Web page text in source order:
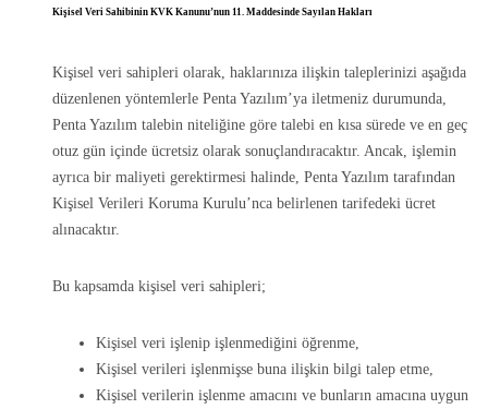
Kişisel Veri Sahibinin KVK Kanunu’nun 11. Maddesinde Sayılan Hakları
Kişisel veri sahipleri olarak, haklarınıza ilişkin taleplerinizi aşağıda
düzenlenen yöntemlerle Penta Yazılım’ya iletmeniz durumunda,
Penta Yazılım talebin niteliğine göre talebi en kısa sürede ve en geç
otuz gün içinde ücretsiz olarak sonuçlandıracaktır. Ancak, işlemin
ayrıca bir maliyeti gerektirmesi halinde, Penta Yazılım tarafından
Kişisel Verileri Koruma Kurulu’nca belirlenen tarifedeki ücret
alınacaktır.
Bu kapsamda kişisel veri sahipleri;
Kişisel veri işlenip işlenmediğini öğrenme,
Kişisel verileri işlenmişse buna ilişkin bilgi talep etme,
Kişisel verilerin işlenme amacını ve bunların amacına uygun